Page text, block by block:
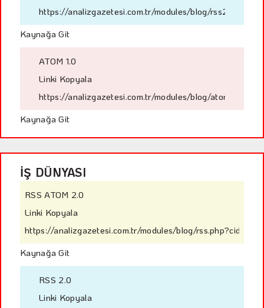
https://analizgazetesi.com.tr/modules/blog/
Kaynağa Git
ATOM 1.0
Linki Kopyala
https://analizgazetesi.com.tr/modules/blog/
Kaynağa Git
İŞ DÜNYASI
RSS ATOM 2.0
Linki Kopyala
https://analizgazetesi.com.tr/modules/blog/rss.php?cid=7
Kaynağa Git
RSS 2.0
Linki Kopyala